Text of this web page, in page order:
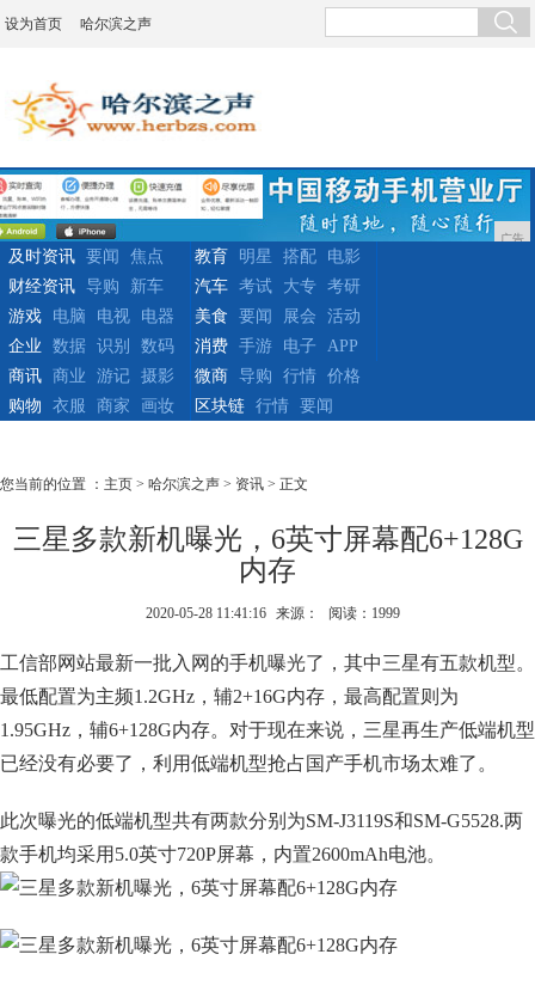
设为首页 哈尔滨之声
广告
及时资讯 要闻
焦点
财经资讯
导购 新车
教育 明星 搭配
电影
汽车
考试 大专
考研
游戏
电脑 电视
电器
企业
数据 识别 数码
美食 要闻 展会
活动
消费
手游 电子
APP
商讯
商业 游记
摄影
购物
衣服 商家 画妆
微商 导购 行情
价格
区块链
行情 要闻
您当前的位置 ： 主页 > 哈尔滨之声 > 资讯 > 正文
三星多款新机曝光，6英寸屏幕配6+128G
内存
2020-05-28 11:41:16 来源： 阅读：1999
工信部网站最新一批入网的手机曝光了，其中三星有五款机型。
最低配置为主频1.2GHz，辅2+16G内存，最高配置则为
1.95GHz，辅6+128G内存。对于现在来说，三星再生产低端机型
已经没有必要了，利用低端机型抢占国产手机市场太难了。
此次曝光的低端机型共有两款分别为SM-J3119S和SM-G5528.两
款手机均采用5.0英寸720P屏幕，内置2600mAh电池。